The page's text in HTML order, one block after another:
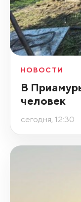
НОВОСТИ
В
человек
сегодня, 12:30